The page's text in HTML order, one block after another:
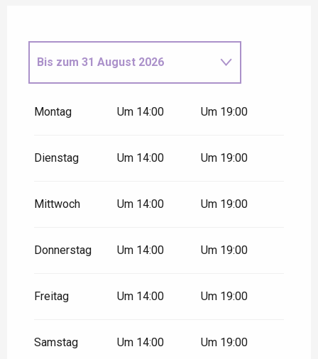
Bis zum 31 August 2026
zum
30 September 2026
Montag Um 14:00 Um 19:00
Dienstag Um 14:00 Um 19:00
Mittwoch Um 14:00 Um 19:00
Donnerstag Um 14:00 Um 19:00
Freitag Um 14:00 Um 19:00
Samstag Um 14:00 Um 19:00